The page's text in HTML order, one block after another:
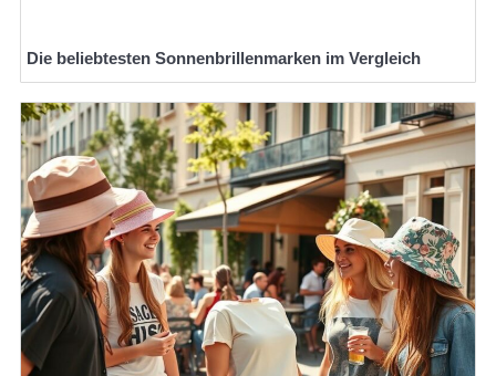
Die beliebtesten Sonnenbrillenmarken im Vergleich